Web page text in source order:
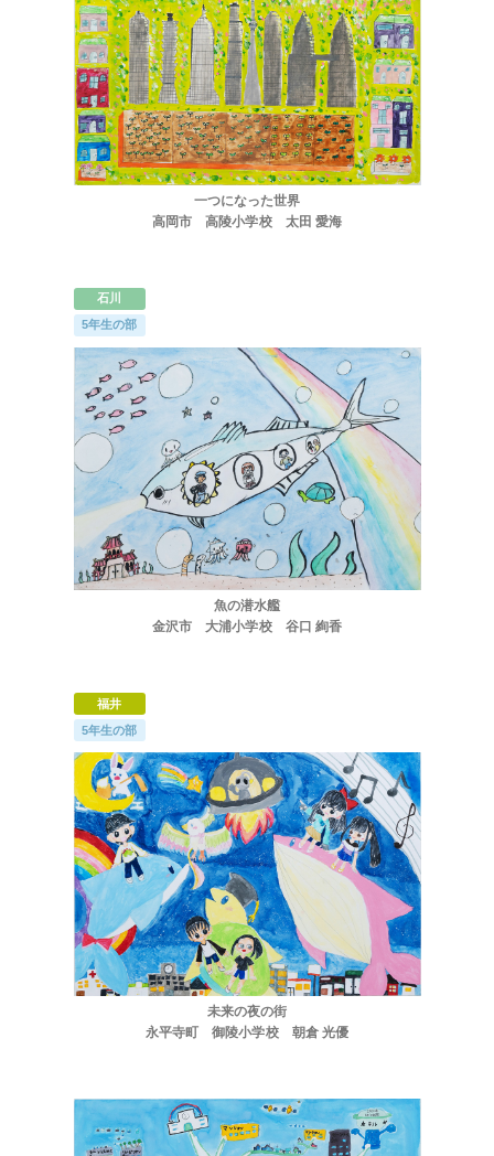
ほくげんこんカフェ
一つになった世界
高岡市 高陵小学校 太田 愛海
石川
5年生の部
魚の潜水艦
金沢市 大浦小学校 谷口 絢香
福井
5年生の部
未来の夜の街
永平寺町 御陵小学校 朝倉 光優